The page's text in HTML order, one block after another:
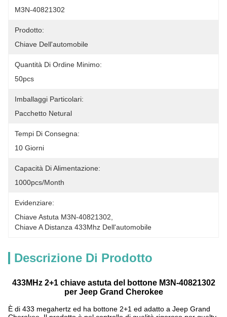
M3N-40821302
Prodotto:
Chiave Dell'automobile
Quantità Di Ordine Minimo:
50pcs
Imballaggi Particolari:
Pacchetto Netural
Tempi Di Consegna:
10 Giorni
Capacità Di Alimentazione:
1000pcs/month
Evidenziare:
Chiave Astuta M3N-40821302
Chiave A Distanza 433Mhz Dell'automobile
Descrizione Di Prodotto
433MHz 2+1chiave astutadel
bottone M3N-40821302
per Jeep Grand Cherokee
È di 433 megahertz ed ha bottone 2+1 ed adatto a Jeep Grand